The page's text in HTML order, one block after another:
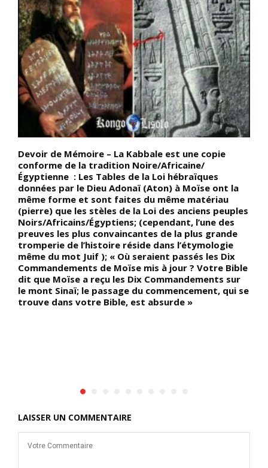
Devoir de Mémoire – La Kabbale est une copie
conforme de la tradition Noire/Africaine/
Égyptienne : Les Tables de la Loi hébraïques
données par le Dieu Adonaï (Aton) à Moïse ont la
même forme et sont faites du même matériau
(pierre) que les stèles de la Loi des anciens peuples
Noirs/Africains/Égyptiens; (cependant, l’une des
preuves les plus convaincantes de la plus grande
tromperie de l’histoire réside dans l’étymologie
même du mot Juif ); « Où seraient passés les Dix
Commandements de Moïse mis à jour ? Votre Bible
dit que Moïse a reçu les Dix Commandements sur
le mont Sinaï; le passage du commencement, qui se
trouve dans votre Bible, est absurde »
LAISSER UN COMMENTAIRE